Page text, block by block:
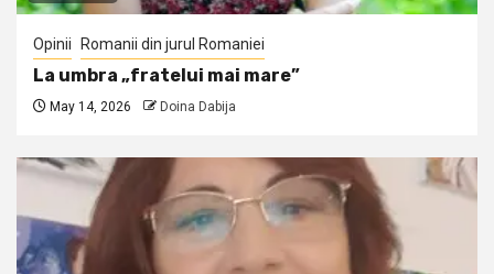
Opinii Romanii din jurul Romaniei
La umbra „fratelui mai mare”
May 14, 2026 Doina Dabija